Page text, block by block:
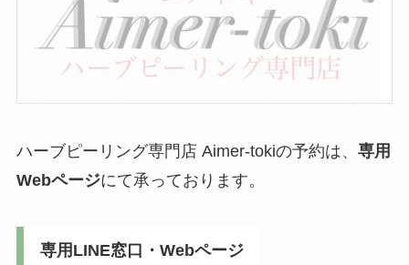
ハーブピーリング専門店 Aimer-tokiの予約は、 専用
Webページにて承っております。
専用LINE窓口・Webページ